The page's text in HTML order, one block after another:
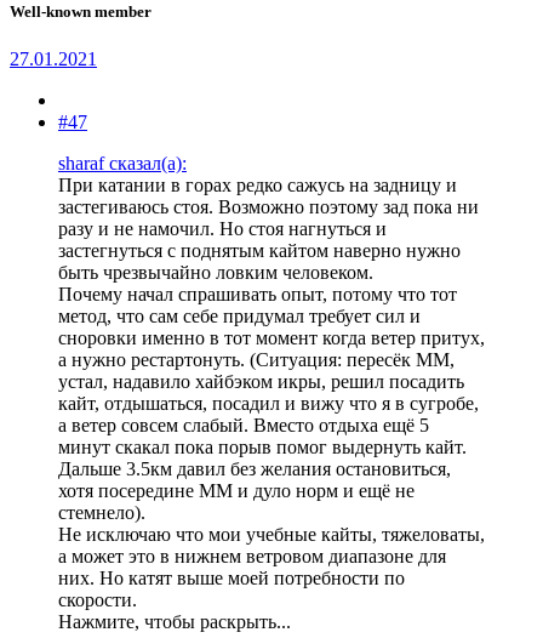
Well-known member
27.01.2021
#47
sharaf сказал(а):
При катании в горах редко сажусь на задницу и
застегиваюсь стоя. Возможно поэтому зад пока ни
разу и не намочил. Но стоя нагнуться и
застегнуться с поднятым кайтом наверно нужно
быть чрезвычайно ловким человеком.
Почему начал спрашивать опыт, потому что тот
метод, что сам себе придумал требует сил и
сноровки именно в тот момент когда ветер притух,
а нужно рестартонуть. (Ситуация: пересёк ММ,
устал, надавило хайбэком икры, решил посадить
кайт, отдышаться, посадил и вижу что я в сугробе,
а ветер совсем слабый. Вместо отдыха ещё 5
минут скакал пока порыв помог выдернуть кайт.
Дальше 3.5км давил без желания остановиться,
хотя посередине ММ и дуло норм и ещё не
стемнело).
Не исключаю что мои учебные кайты, тяжеловаты,
а может это в нижнем ветровом диапазоне для
них. Но катят выше моей потребности по
скорости.
Нажмите, чтобы раскрыть...